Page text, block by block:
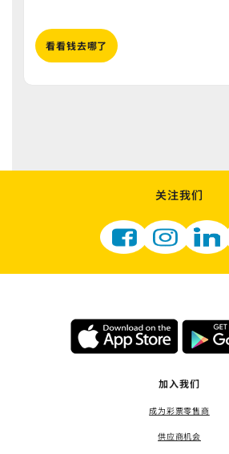
看看钱去哪了
关注我们
加入我们
成为彩票零售商
供应商机会